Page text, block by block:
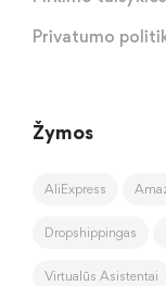
Privatumo
Žymos
AliExpress
Dropshippingas
Virtualūs Asistentai